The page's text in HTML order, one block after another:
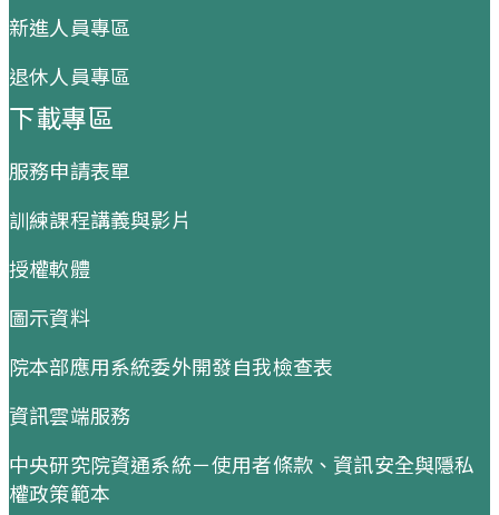
新進人員專區
退休人員專區
下載專區
服務申請表單
訓練課程講義與影片
授權軟體
圖示資料
院本部應用系統委外開發自我檢查表
資訊雲端服務
中央研究院資通系統－使用者條款、資訊安全與隱私
權政策範本